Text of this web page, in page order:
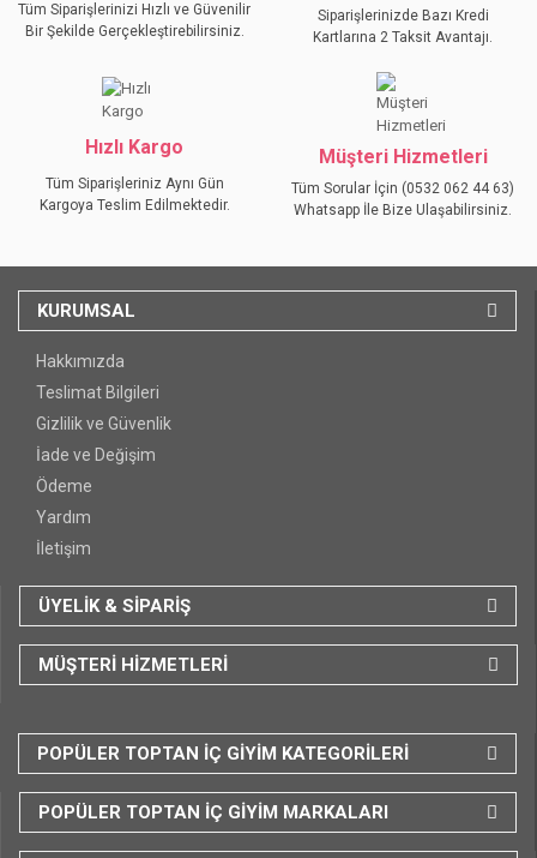
Tüm Siparişlerinizi Hızlı ve Güvenilir
Bir Şekilde Gerçekleştirebilirsiniz.
Siparişlerinizde Bazı Kredi
Kartlarına 2 Taksit Avantajı.
Hızlı Kargo
Tüm Siparişleriniz Aynı Gün
Kargoya Teslim Edilmektedir.
Müşteri Hizmetleri
Tüm Sorular İçin (0532 062 44 63)
Whatsapp İle Bize Ulaşabilirsiniz.
KURUMSAL
Hakkımızda
Teslimat Bilgileri
Gizlilik ve Güvenlik
İade ve Değişim
Ödeme
Yardım
İletişim
ÜYELİK & SİPARİŞ
MÜŞTERİ HİZMETLERİ
POPÜLER TOPTAN İÇ GİYİM KATEGORİLERİ
POPÜLER TOPTAN İÇ GİYİM MARKALARI